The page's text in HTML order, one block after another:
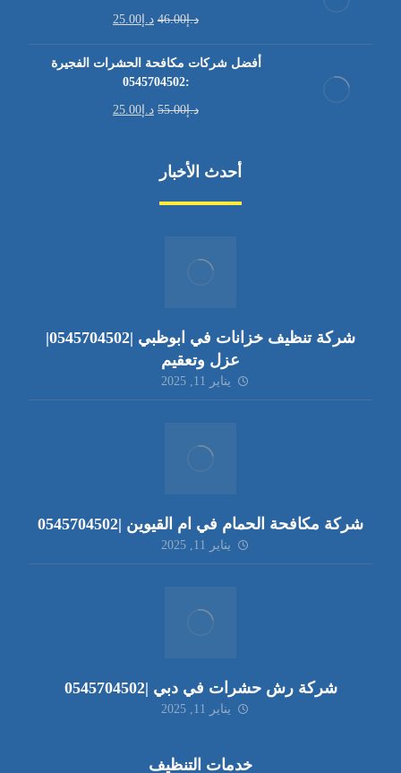
د.إ46.00 د.إ 25.00
أفضل شركات مكافحة الحشرات الفجيرة
:0545704502
د.إ55.00 د.إ 25.00
أحدث الأخبار
شركة تنظيف خزانات في ابوظبي |0545704502|
عزل وتعقيم
يناير 11, 2025
شركة مكافحة الحمام في ام القيوين |0545704502
يناير 11, 2025
شركة رش حشرات في دبي |0545704502
يناير 11, 2025
خدمات التنظيف